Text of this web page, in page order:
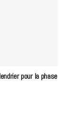
pour la phase